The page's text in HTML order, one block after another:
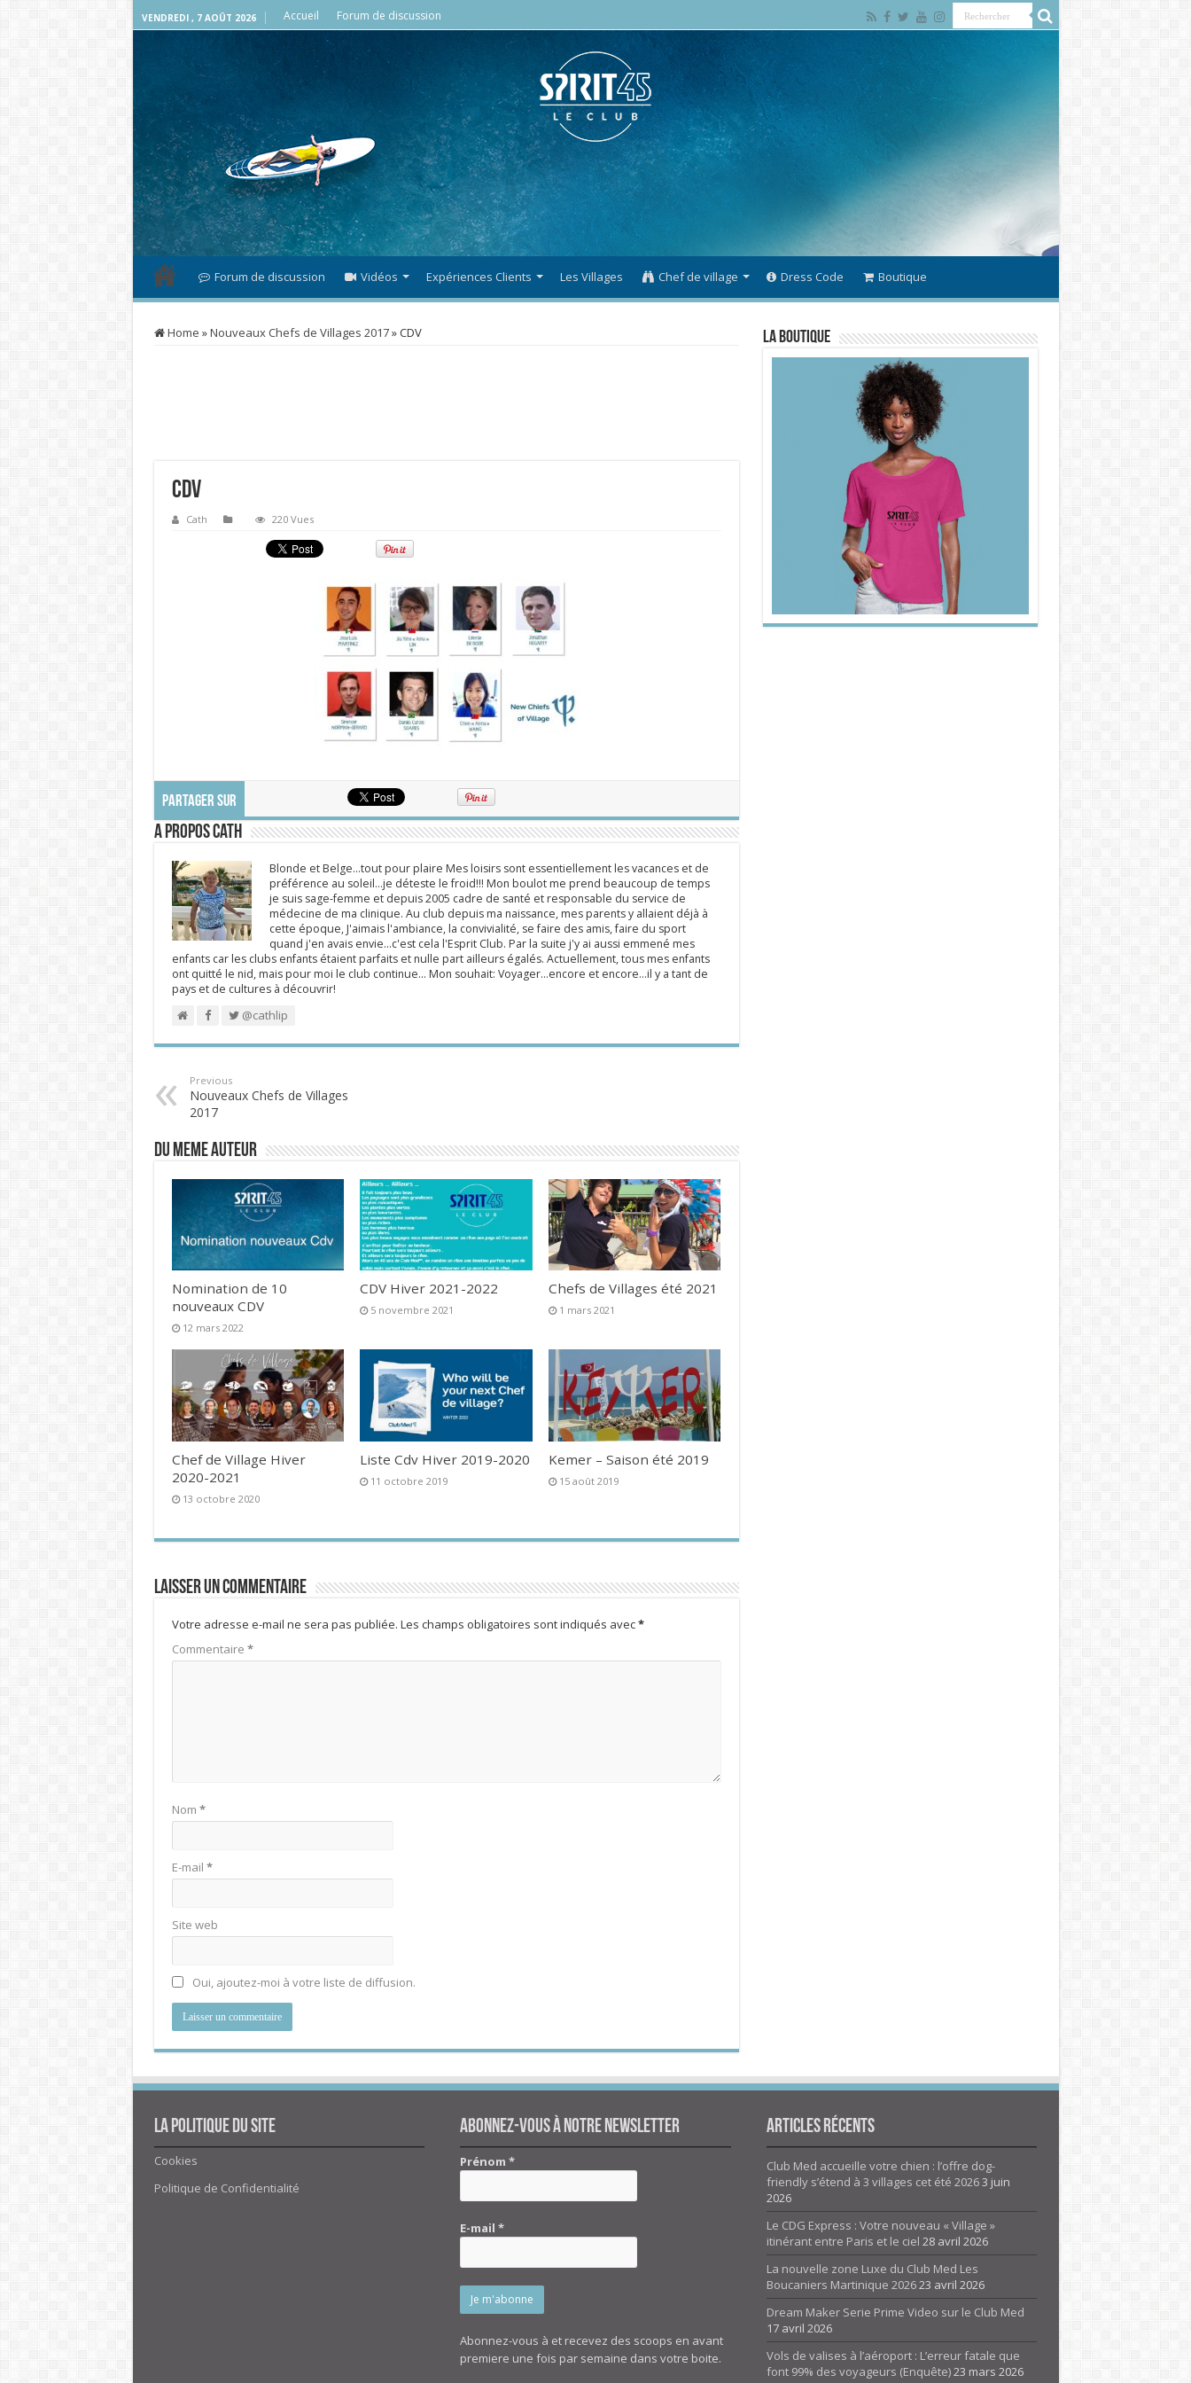
VENDREDI , 7 AOÛT 2026 Accueil Forum de discussion
Forum de discussion Vidéos Expériences Clients Les Villages Chef de village Dress Code Boutique
Home »Nouveaux Chefs de Villages 2017»CDV
CDV
Cath 220 Vues
PARTAGER SUR
A propos Cath
Blonde et Belge...tout pour plaire Mes loisirs sont essentiellement les vacances et de
préférence au soleil...je déteste le froid!!! Mon boulot me prend beaucoup de temps
je suis sage-femme et depuis 2005 cadre de santé et responsable du service de
médecine de ma clinique. Au club depuis ma naissance, mes parents y allaient déjà à
cette époque, J'aimais l'ambiance, la convivialité, se faire des amis, faire du sport
quand j'en avais envie...c'est cela l'Esprit Club. Par la suite j'y ai aussi emmené mes
enfants car les clubs enfants étaient parfaits et nulle part ailleurs égalés. Actuellement, tous mes enfants
ont quitté le nid, mais pour moi le club continue... Mon souhait: Voyager...encore et encore...il y a tant de
pays et de cultures à découvrir!
@cathlip
Previous
Nouveaux Chefs de Villages
2017
DU MEME AUTEUR
Nomination de 10
nouveaux CDV
12 mars 2022
CDV Hiver 2021-2022
5 novembre 2021
Chefs de Villages été 2021
1 mars 2021
Chef de Village Hiver
2020-2021
13 octobre 2020
Liste Cdv Hiver 2019-2020
11 octobre 2019
Kemer – Saison été 2019
15 août 2019
Laisser un commentaire
Votre adresse e-mail ne sera pas publiée. Les champs obligatoires sont indiqués avec*
Commentaire *
Nom *
E-mail *
Site web
Oui, ajoutez-moi à votre liste de diffusion.
La Boutique
La politique du site
Cookies
Politique de Confidentialité
Abonnez-vous à notre newsletter
Prénom*
E-mail*
Abonnez-vous à et recevez des scoops en avant
premiere une fois par semaine dans votre boite.
Articles Récents
Club Med accueille votre chien : l’offre dog-
friendly s’étend à 3 villages cet été 20263 juin
2026
Le CDG Express : Votre nouveau « Village »
itinérant entre Paris et le ciel 28 avril 2026
La nouvelle zone Luxe du Club Med Les
Boucaniers Martinique 202623 avril 2026
Dream Maker Serie Prime Video sur le Club Med
17 avril 2026
Vols de valises à l’aéroport : L’erreur fatale que
font 99% des voyageurs (Enquête)23 mars 2026